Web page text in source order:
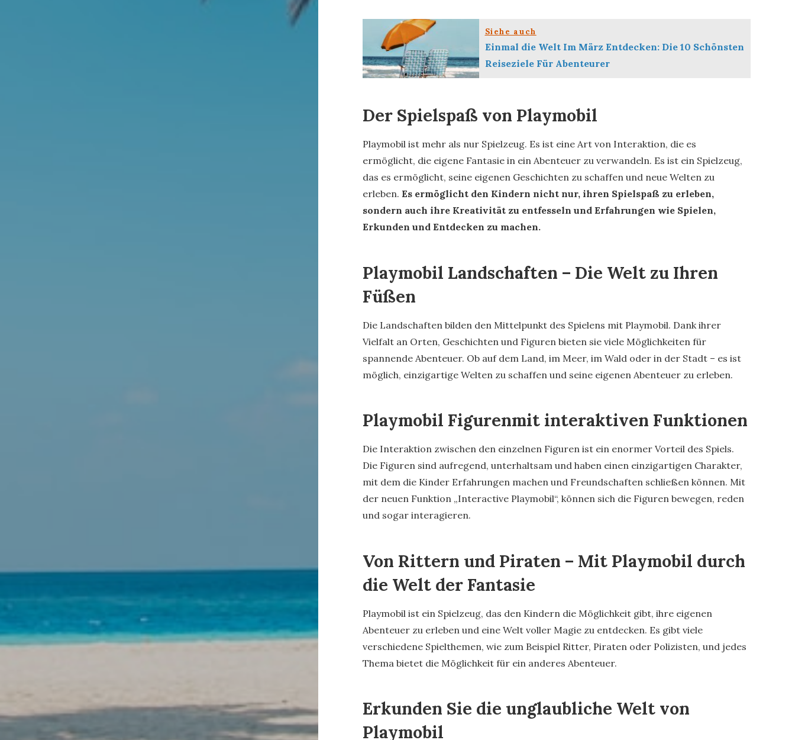
Siehe auch
Einmal die Welt Im März Entdecken: Die 10 Schönsten
Reiseziele Für Abenteurer
Der Spielspaß von Playmobil
Playmobil ist mehr als nur Spielzeug. Es ist eine Art von Interaktion, die es
ermöglicht, die eigene Fantasie in ein Abenteuer zu verwandeln. Es ist ein Spielzeug,
das es ermöglicht, seine eigenen Geschichten zu schaffen und neue Welten zu
erleben. Es ermöglicht den Kindern nicht nur, ihren Spielspaß zu erleben,
sondern auch ihre Kreativität zu entfesseln und Erfahrungen wie Spielen,
Erkunden und Entdecken zu machen.
Playmobil Landschaften – Die Welt zu Ihren
Füßen
Die Landschaften bilden den Mittelpunkt des Spielens mit Playmobil. Dank ihrer
Vielfalt an Orten, Geschichten und Figuren bieten sie viele Möglichkeiten für
spannende Abenteuer. Ob auf dem Land, im Meer, im Wald oder in der Stadt – es ist
möglich, einzigartige Welten zu schaffen und seine eigenen Abenteuer zu erleben.
Playmobil Figurenmit interaktiven Funktionen
Die Interaktion zwischen den einzelnen Figuren ist ein enormer Vorteil des Spiels.
Die Figuren sind aufregend, unterhaltsam und haben einen einzigartigen Charakter,
mit dem die Kinder Erfahrungen machen und Freundschaften schließen können. Mit
der neuen Funktion „Interactive Playmobil“, können sich die Figuren bewegen, reden
und sogar interagieren.
Von Rittern und Piraten – Mit Playmobil durch
die Welt der Fantasie
Playmobil ist ein Spielzeug, das den Kindern die Möglichkeit gibt, ihre eigenen
Abenteuer zu erleben und eine Welt voller Magie zu entdecken. Es gibt viele
verschiedene Spielthemen, wie zum Beispiel Ritter, Piraten oder Polizisten, und jedes
Thema bietet die Möglichkeit für ein anderes Abenteuer.
Erkunden Sie die unglaubliche Welt von
Playmobil